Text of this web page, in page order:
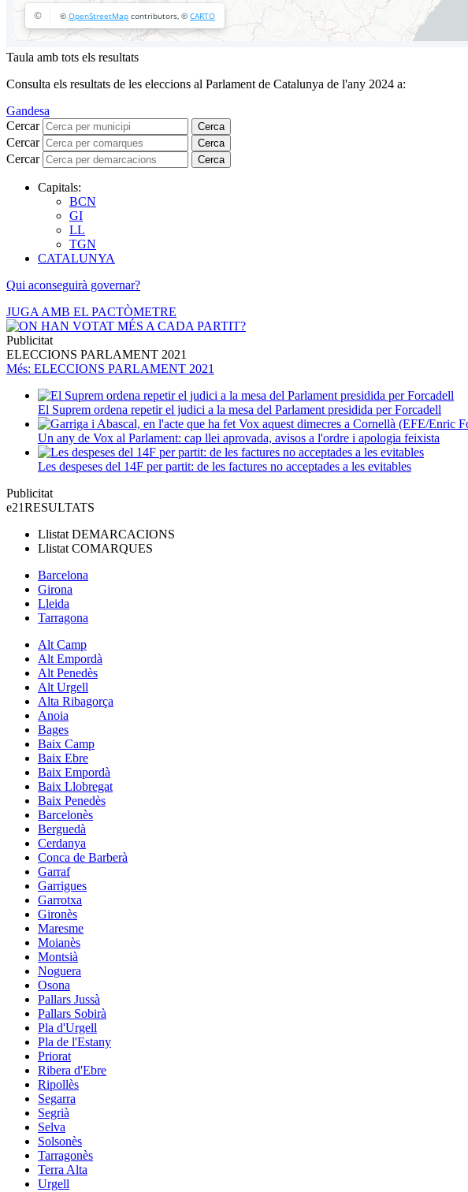
Taula amb tots els resultats
Consulta els resultats de les eleccions al Parlament de Catalunya de l'any 2024 a:
Gandesa
Cercar
Cerca
Cercar Cerca
Cercar Cerca
Capitals:
BCN
GI
LL
TGN
CATALUNYA
Qui aconseguirà governar?
JUGA AMB EL PACTÒMETRE
Publicitat
ELECCIONS PARLAMENT 2021
Més: ELECCIONS PARLAMENT 2021
El Suprem ordena repetir el judici a la mesa del Parlament presidida per Forcadell
Un any de Vox al Parlament: cap llei aprovada, avisos a l'ordre i apologia feixista
Les despeses del 14F per partit: de les factures no acceptades a les evitables
Publicitat
e21RESULTATS
Llistat DEMARCACIONS
Llistat COMARQUES
Barcelona
Girona
Lleida
Tarragona
Alt Camp
Alt Empordà
Alt Penedès
Alt Urgell
Alta Ribagorça
Anoia
Bages
Baix Camp
Baix Ebre
Baix Empordà
Baix Llobregat
Baix Penedès
Barcelonès
Berguedà
Cerdanya
Conca de Barberà
Garraf
Garrigues
Garrotxa
Gironès
Maresme
Moianès
Montsià
Noguera
Osona
Pallars Jussà
Pallars Sobirà
Pla d'Urgell
Pla de l'Estany
Priorat
Ribera d'Ebre
Ripollès
Segarra
Segrià
Selva
Solsonès
Tarragonès
Terra Alta
Urgell